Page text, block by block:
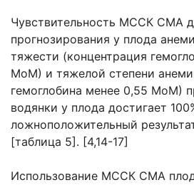
Чувствительность МССК СМА
прогнозирования у плода
тяжести (концентрация
МоМ) и тяжелой степени
гемоглобина менее 0,55 МоМ)
водянки у плода достигает
ложноположительный
[таблица 5]. [4,14-17]
Использование МССК СМА